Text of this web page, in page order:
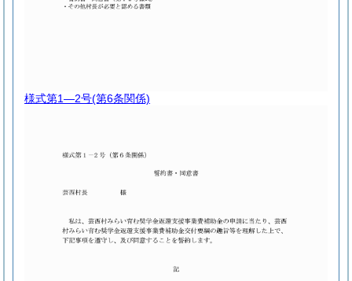
様式第1―2号(第6条関係)